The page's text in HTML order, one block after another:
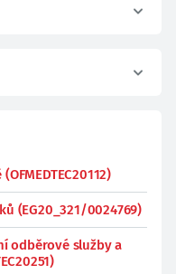
(EG20_321/0024769)
odběrové služby a